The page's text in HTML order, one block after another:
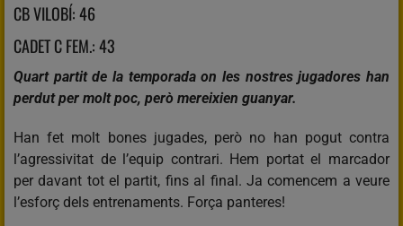
CB VILOBÍ: 46
CADET C FEM.: 43
Quart partit de la temporada on les nostres jugadores han
perdut per molt poc, però mereixien guanyar.
Han fet molt bones jugades, però no han pogut contra
l’agressivitat de l’equip contrari. Hem portat el marcador
per davant tot el partit, fins al final. Ja comencem a veure
l’esforç dels entrenaments. Força panteres!